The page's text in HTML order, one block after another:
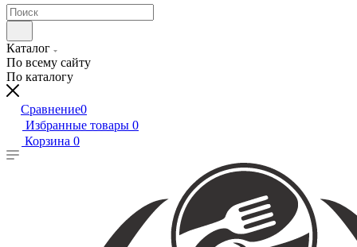
Каталог
По всему сайту
По каталогу
Сравнение0
Избранные товары 0
Корзина 0